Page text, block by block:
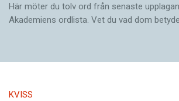
Här möter du tolv ord från senaste
Akademiens ordlista. Vet du vad dom
KVISS